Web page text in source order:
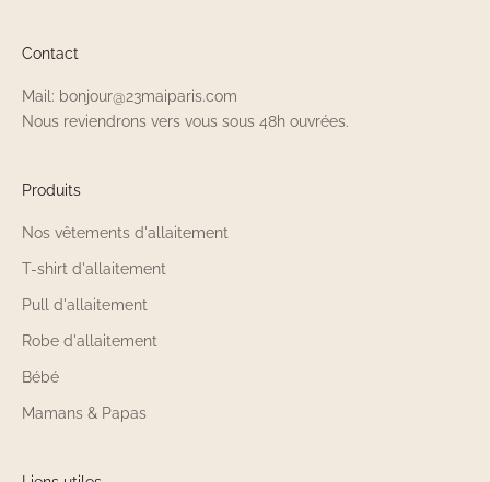
Contact
Mail: bonjour@23maiparis.com
Nous reviendrons vers vous sous 48h ouvrées.
Produits
Nos vêtements d'allaitement
T-shirt d'allaitement
Pull d'allaitement
Robe d'allaitement
Bébé
Mamans & Papas